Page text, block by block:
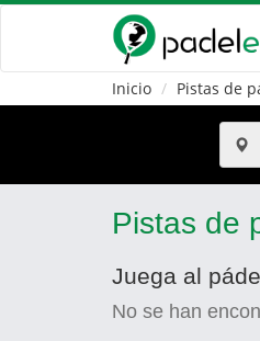
Inicio Pistas de
Pistas de
Juega al
No se han